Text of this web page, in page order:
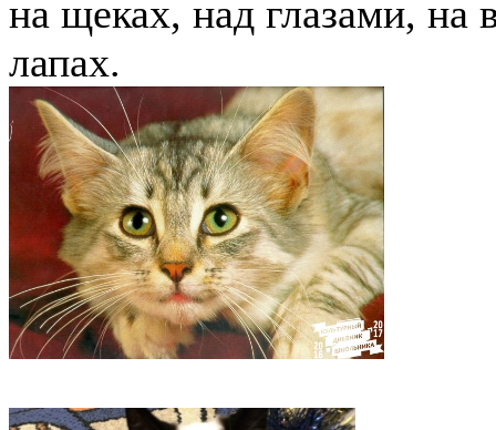
на щеках, над глазами, на
лапах.